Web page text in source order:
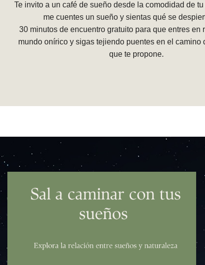
Te invito a un café de sueño desde la comodidad de
me cuentes un sueño y sientas qué se
30 minutos de encuentro gratuito para que entres en
mundo onírico y sigas tejiendo puentes en el camino
que te propone.